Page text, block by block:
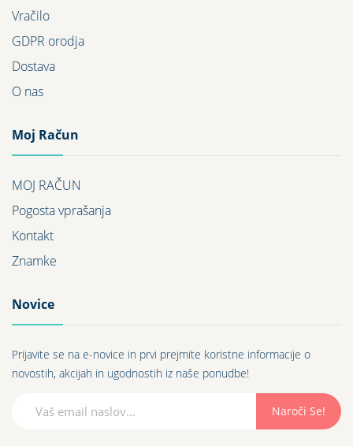
Vračilo
GDPR orodja
Dostava
O nas
Moj Račun
MOJ RAČUN
Pogosta vprašanja
Kontakt
Znamke
Novice
Prijavite se na e-novice in prvi prejmite koristne informacije o
novostih, akcijah in ugodnostih iz naše ponudbe!
Naroči Se!